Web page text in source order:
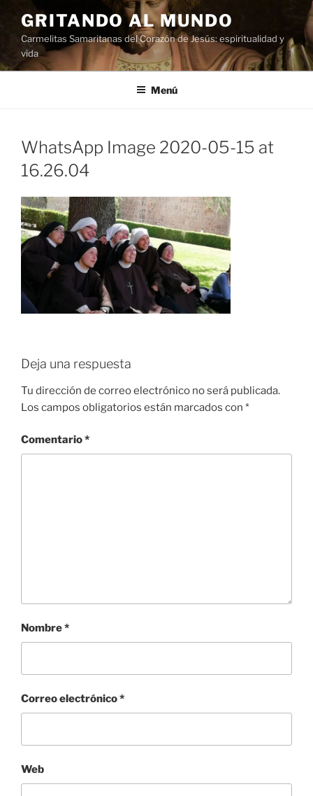
al
contenido
GRITANDO AL MUNDO
Carmelitas Samaritanas del Corazón de Jesús: espiritualidad y
vida
Menú
WhatsApp Image 2020-05-15 at
16.26.04
Deja una respuesta
Tu dirección de correo electrónico no será publicada.
Los campos obligatorios están marcados con *
Comentario*
Nombre*
Correo electrónico*
Web